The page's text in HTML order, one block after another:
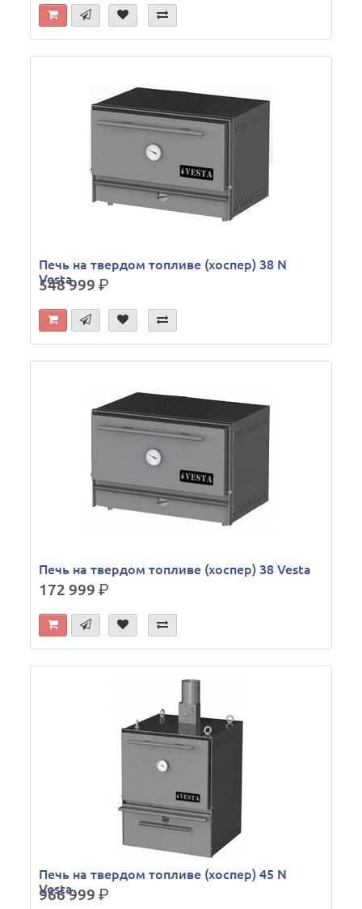
Печь на твердом топливе (хоспер) 38 N
Vesta
548 999р.
Печь на твердом топливе (хоспер) 38 Vesta
172 999р.
Печь на твердом топливе (хоспер) 45 N
Vesta
966 999р.